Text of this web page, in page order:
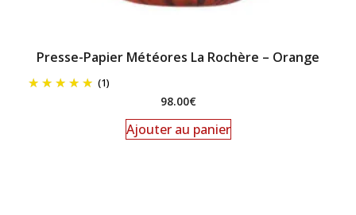
Presse-Papier Météores La Rochère – Orange
(1)
98.00€
Ajouter au panier